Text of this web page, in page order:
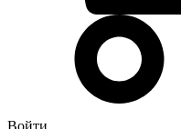
Войти
Газовые водонагреватели
Электрические